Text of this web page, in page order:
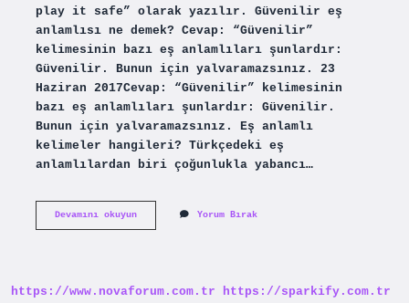
play it safe” olarak yazılır. Güvenilir eş
anlamlısı ne demek? Cevap: “Güvenilir”
kelimesinin bazı eş anlamlıları şunlardır:
Güvenilir. Bunun için yalvaramazsınız. 23
Haziran 2017Cevap: “Güvenilir” kelimesinin
bazı eş anlamlıları şunlardır: Güvenilir.
Bunun için yalvaramazsınız. Eş anlamlı
kelimeler hangileri? Türkçedeki eş
anlamlılardan biri çoğunlukla yabancı…
Devamını okuyunGüvenli
Yorum Bırak
https://www.novaforum.com.tr
https://sparkify.com.tr